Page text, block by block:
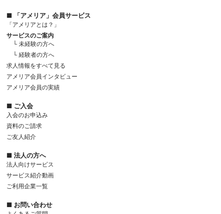
■ 「アメリア」会員サービス
「アメリアとは？」
サービスのご案内
└ 未経験の方へ
└ 経験者の方へ
求人情報をすべて見る
アメリア会員インタビュー
アメリア会員の実績
■ ご入会
入会のお申込み
資料のご請求
ご友人紹介
■ 法人の方へ
法人向けサービス
サービス紹介動画
ご利用企業一覧
■ お問い合わせ